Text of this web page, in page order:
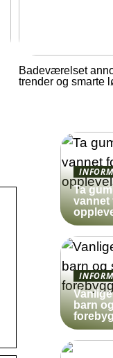
Badeværelset
trender og smarte
Ta
vannet
barn